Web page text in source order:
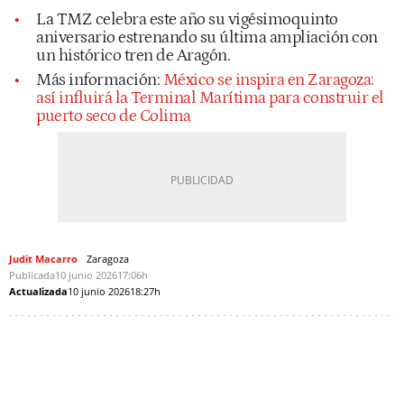
La TMZ celebra este año su vigésimoquinto
aniversario estrenando su última ampliación con
un histórico tren de Aragón.
Más información: México se inspira en Zaragoza:
así influirá la Terminal Marítima para construir el
puerto seco de Colima
Judit Macarro
Zaragoza
Publicada10 junio 202617:06h
Actualizada10 junio 202618:27h